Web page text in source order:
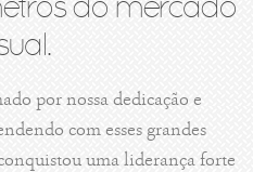
por nossa dedicação e
com esses grandes
uma liderança forte